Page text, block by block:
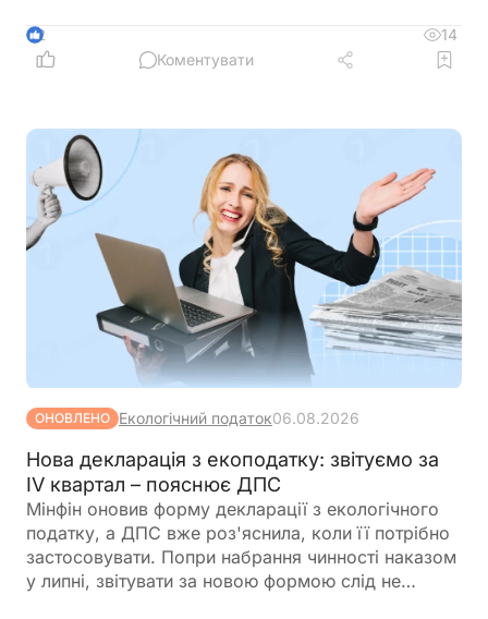
ввізного мита на поставки, що фінансуються
іноземними державами, міжнародними
підприємств, які зможуть скористатися такими
пільгами
2
14
Коментувати
ОНОВЛЕНО Екологічний податок06.08.2026
Нова декларація з екоподатку: звітуємо за
IV квартал – пояснює ДПС
Мінфін оновив форму декларації з екологічного
податку, а ДПС вже роз'яснила, коли її потрібно
застосовувати. Попри набрання чинності наказом
у липні, звітувати за новою формою слід не